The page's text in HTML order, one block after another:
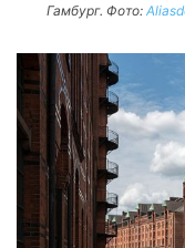
Гамбург. Фото: